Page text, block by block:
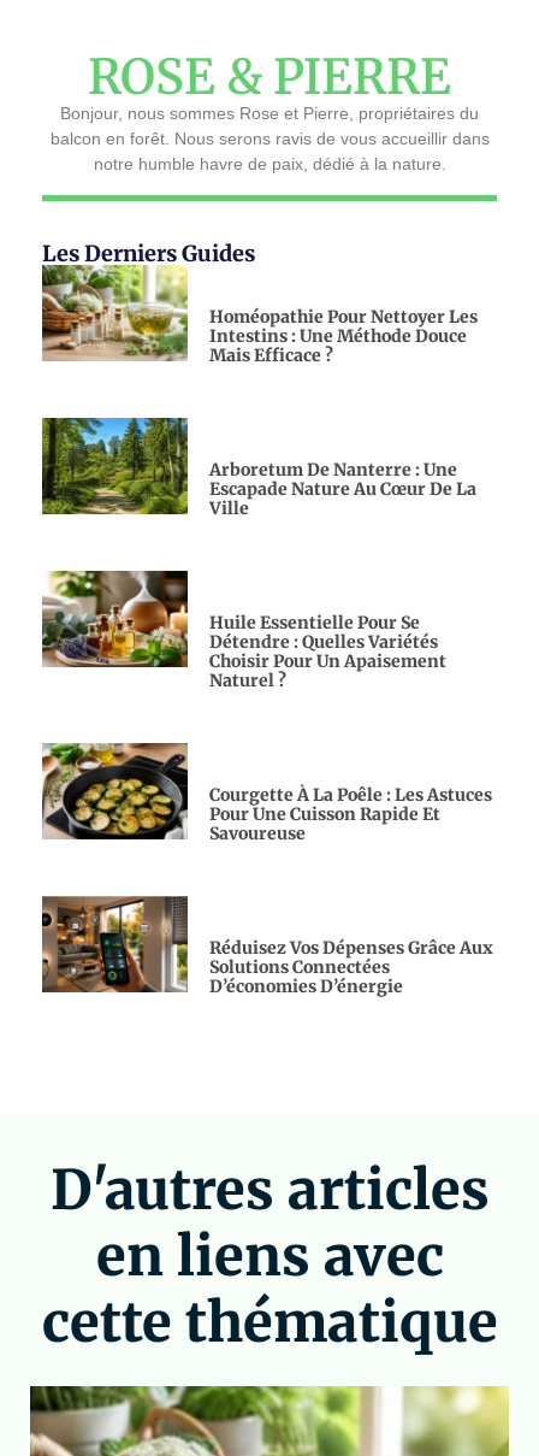
ROSE & PIERRE
Bonjour, nous sommes Rose et Pierre, propriétaires du
balcon en forêt. Nous serons ravis de vous accueillir dans
notre humble havre de paix, dédié à la nature.
Les Derniers Guides
Homéopathie Pour Nettoyer Les
Intestins : Une Méthode Douce
Mais Efficace ?
Arboretum De Nanterre : Une
Escapade Nature Au Cœur De La
Ville
Huile Essentielle Pour Se
Détendre : Quelles Variétés
Choisir Pour Un Apaisement
Naturel ?
Courgette À La Poêle : Les Astuces
Pour Une Cuisson Rapide Et
Savoureuse
Réduisez Vos Dépenses Grâce Aux
Solutions Connectées
D’économies D’énergie
D'autres articles
en liens avec
cette thématique